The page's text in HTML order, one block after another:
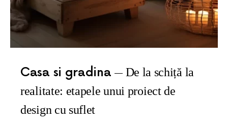
Casa si gradina
De la schiță la
realitate: etapele unui proiect de
design cu suflet